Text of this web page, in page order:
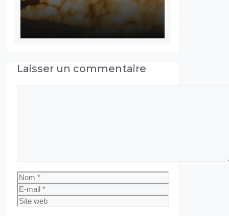
Laisser un commentaire
Nom
E-
mail
Site
web